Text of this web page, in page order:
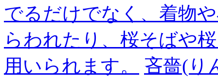
でるだけでなく、着物
らわれたり、桜そばや
用いられます。
吝嗇(り